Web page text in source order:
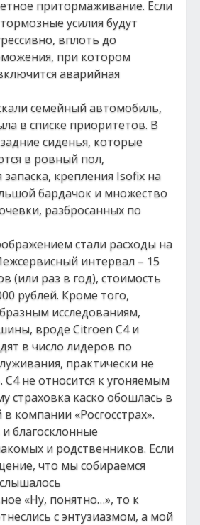
притормаживание. Если
усилия будут
вплоть до
при котором
аварийная
семейный автомобиль,
в списке приоритетов. В
сиденья, которые
в ровный пол,
крепления Isofix на
бардачок и множество
разбросанных по
стали расходы на
интервал – 15
(или раз в год), стоимость
рублей. Кроме того,
исследованиям,
вроде Citroen C4 и
в число лидеров по
практически не
C4 не относится к угоняемым
страховка каско обошлась в
в компании «Росгосстрах».
благосклонные
и родственников. Если
что мы собираемся
«Ну, понятно…», то к
с энтузиазмом, а мой